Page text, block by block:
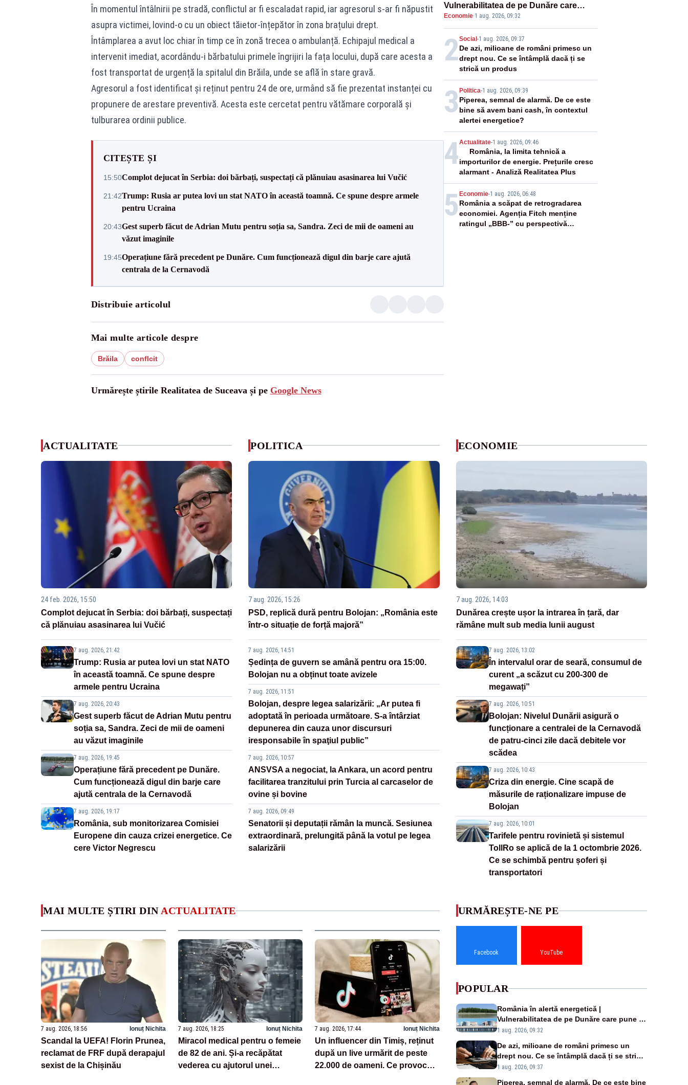
În momentul întâlnirii pe stradă, conflictul ar fi escaladat rapid, iar agresorul s-ar fi năpustit
asupra victimei, lovind-o cu un obiect tăietor-înțepător în zona brațului drept.
Întâmplarea a avut loc chiar în timp ce în zonă trecea o ambulanță. Echipajul medical a
intervenit imediat, acordându-i bărbatului primele îngrijiri la fața locului, după care acesta a
fost transportat de urgență la spitalul din Brăila, unde se află în stare gravă.
Agresorul a fost identificat și reținut pentru 24 de ore, urmând să fie prezentat instanței cu
propunere de arestare preventivă. Acesta este cercetat pentru vătămare corporală și
tulburarea ordinii publice.
CITEȘTE ȘI
15:50Complot dejucat în Serbia: doi bărbați, suspectați că plănuiau asasinarea lui Vučić
21:42Trump: Rusia ar putea lovi un stat NATO în această toamnă. Ce spune despre armele
pentru Ucraina
20:43Gest superb făcut de Adrian Mutu pentru soția sa, Sandra. Zeci de mii de oameni au
văzut imaginile
19:45Operațiune fără precedent pe Dunăre. Cum funcționează digul din barje care ajută
centrala de la Cernavodă
Distribuie articolul
Mai multe articole despre
Brăila conflcit
Urmărește știrile Realitatea de Suceava și pe Google News
Vulnerabilitatea de pe Dunăre care
pune în pericol Centrala Cernavodă era
cunoscută de pe vremea lui Ceaușescu
Economie·1 aug. 2026, 09:32
2Social-1 aug. 2026, 09:37
De azi, milioane de români primesc un
drept nou. Ce se întâmplă dacă ți se
strică un produs
3 Politica-1 aug. 2026, 09:39
Piperea, semnal de alarmă. De ce este
bine să avem bani cash, în contextul
alertei energetice?
4Actualitate-1 aug. 2026, 09:46
România, la limita tehnică a
importurilor de energie. Prețurile cresc
alarmant - Analiză Realitatea Plus
5 Economie-1 aug. 2026, 06:48
România a scăpat de retrogradarea
economiei. Agenția Fitch menține
ratingul „BBB-” cu perspectivă
ACTUALITATE
24 feb. 2026, 15:50
Complot dejucat în Serbia: doi bărbați, suspectați
că plănuiau asasinarea lui Vučić
7 aug. 2026, 21:42
Trump: Rusia ar putea lovi un stat NATO
în această toamnă. Ce spune despre
armele pentru Ucraina
7 aug. 2026, 20:43
Gest superb făcut de Adrian Mutu pentru
soția sa, Sandra. Zeci de mii de oameni
au văzut imaginile
7 aug. 2026, 19:45
Operațiune fără precedent pe Dunăre.
Cum funcționează digul din barje care
ajută centrala de la Cernavodă
7 aug. 2026, 19:17
România, sub monitorizarea Comisiei
Europene din cauza crizei energetice. Ce
cere Victor Negrescu
POLITICA
7 aug. 2026, 15:26
PSD, replică dură pentru Bolojan: „România este
într-o situație de forță majoră”
7 aug. 2026, 14:51
Ședința de guvern se amână pentru ora 15:00.
Bolojan nu a obținut toate avizele
7 aug. 2026, 11:51
Bolojan, despre legea salarizării: „Ar putea fi
adoptată în perioada următoare. S-a întârziat
depunerea din cauza unor discursuri
iresponsabile în spaţiul public”
7 aug. 2026, 10:57
ANSVSA a negociat, la Ankara, un acord pentru
facilitarea tranzitului prin Turcia al carcaselor de
ovine și bovine
7 aug. 2026, 09:49
Senatorii și deputații rămân la muncă. Sesiunea
extraordinară, prelungită până la votul pe legea
salarizării
ECONOMIE
7 aug. 2026, 14:03
Dunărea crește ușor la intrarea în țară, dar
rămâne mult sub media lunii august
7 aug. 2026, 13:02
În intervalul orar de seară, consumul de
curent „a scăzut cu 200-300 de
megawați”
7 aug. 2026, 10:51
Bolojan: Nivelul Dunării asigură o
funcționare a centralei de la Cernavodă
de patru-cinci zile dacă debitele vor
scădea
7 aug. 2026, 10:43
Criza din energie. Cine scapă de
măsurile de raționalizare impuse de
Bolojan
7 aug. 2026, 10:01
Tarifele pentru rovinietă și sistemul
TollRo se aplică de la 1 octombrie 2026.
Ce se schimbă pentru șoferi și
transportatori
MAI MULTE ȘTIRI DIN ACTUALITATE
7 aug. 2026, 18:56 Ionuț Nichita
Scandal la UEFA! Florin Prunea,
reclamat de FRF după derapajul
sexist de la Chișinău
7 aug. 2026, 18:25 Ionuț Nichita
Miracol medical pentru o femeie
de 82 de ani. Și-a recăpătat
vederea cu ajutorul unei
7 aug. 2026, 17:44 Ionuț Nichita
Un influencer din Timiș, reținut
după un live urmărit de peste
22.000 de oameni. Ce provocări
URMĂREȘTE-NE PE
Facebook YouTube
POPULAR
România în alertă energetică |
Vulnerabilitatea de pe Dunăre care pune în
pericol Centrala Cernavodă era cunoscută
1 aug. 2026, 09:32
De azi, milioane de români primesc un
drept nou. Ce se întâmplă dacă ți se strică
un produs
1 aug. 2026, 09:37
Piperea, semnal de alarmă. De ce este bine